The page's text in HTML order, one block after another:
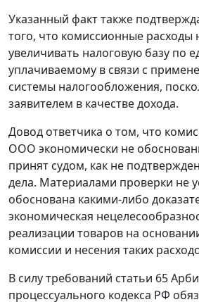
Указанный факт также
того, что комиссионные расходы
увеличивать налоговую базу по
уплачиваемому в связи с
системы налогообложения,
заявителем в качестве дохода.
Довод ответчика о том, что
ООО экономически не
принят судом, как не
дела. Материалами проверки не
обоснована какими-либо
экономическая
реализации товаров на
комиссии и несения таких
В силу требований статьи 65
процессуального кодекса РФ